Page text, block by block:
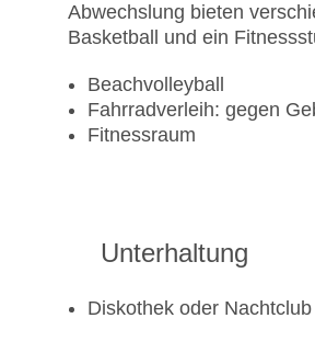
Abwechslung bieten
Basketball und ein
Beachvolleyball
Fahrradverleih: gegen
Fitnessraum
Unterhaltung
Diskothek oder Nachtclub